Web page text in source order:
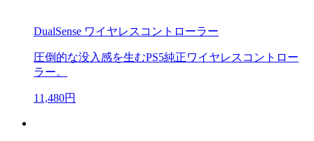
DualSense ワイヤレスコントローラー
圧倒的な没入感を生むPS5純正ワイヤレスコントロー
ラー。
11,480円